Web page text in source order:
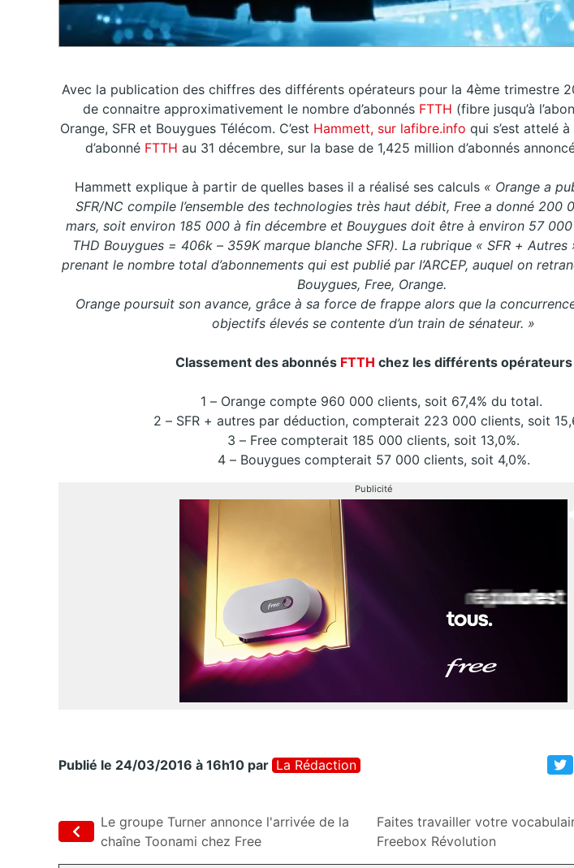
Avec la publication des chiffres des différents opérateurs pour la 4ème trimestre
de connaitre approximativement le nombre d’abonnésFTTH (fibre jusqu’à
Orange, SFR et Bouygues Télécom. C’est Hammett, sur lafibre.info qui s’est attelé
d’abonné FTTH au 31 décembre, sur la base de 1,425 million d’abonnés
Hammett explique à partir de quelles bases il a réalisé ses calculs « Orange a
SFR/NC compile l’ensemble des technologies très haut débit, Free a donné 200
mars, soit environ 185 000 à fin décembre et Bouygues doit être à environ 57
THD Bouygues = 406k – 359K marque blanche SFR). La rubrique « SFR + Autres
prenant le nombre total d’abonnements qui est publié par l’ARCEP, auquel on
Bouygues, Free, Orange.
Orange poursuit son avance, grâce à sa force de frappe alors que la
objectifs élevés se contente d’un train de sénateur. »
Classement des abonnésFTTH chez les différents opérateurs
1 – Orange compte 960 000 clients, soit 67,4% du total.
2 – SFR + autres par déduction, compterait 223 000 clients, soit
3 – Free compterait 185 000 clients, soit 13,0%.
4 – Bouygues compterait 57 000 clients, soit 4,0%.
Publicité
Publié le 24/03/2016 à 16h10 par La Rédaction
Le groupe Turner annonce l'arrivée de la
chaîne Toonami chez Free
Faites travailler votre
Freebox Révolution